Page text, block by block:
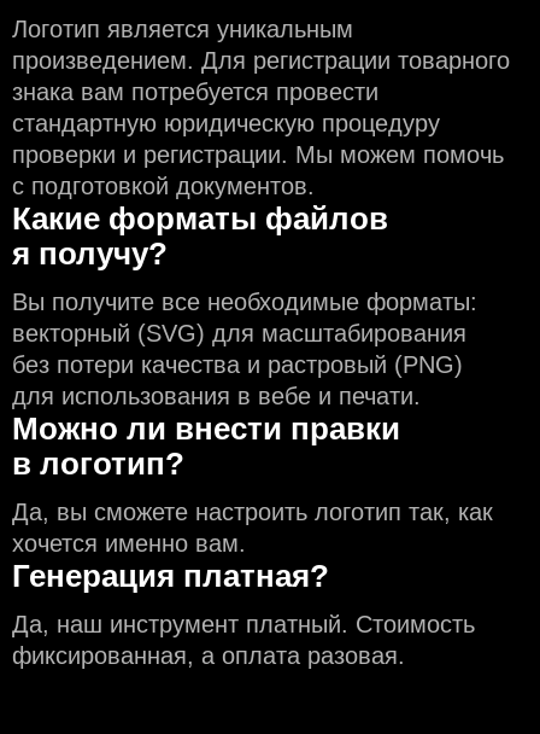
Логотип является уникальным
произведением. Для регистрации товарного
знака вам потребуется провести
стандартную юридическую процедуру
проверки и регистрации. Мы можем помочь
с подготовкой документов.
Какие форматы файлов
я получу?
Вы получите все необходимые форматы:
векторный (SVG) для масштабирования
без потери качества и растровый (PNG)
для использования в вебе и печати.
Можно ли внести правки
в логотип?
Да, вы сможете настроить логотип так, как
хочется именно вам.
Генерация платная?
Да, наш инструмент платный. Стоимость
фиксированная, а оплата разовая.